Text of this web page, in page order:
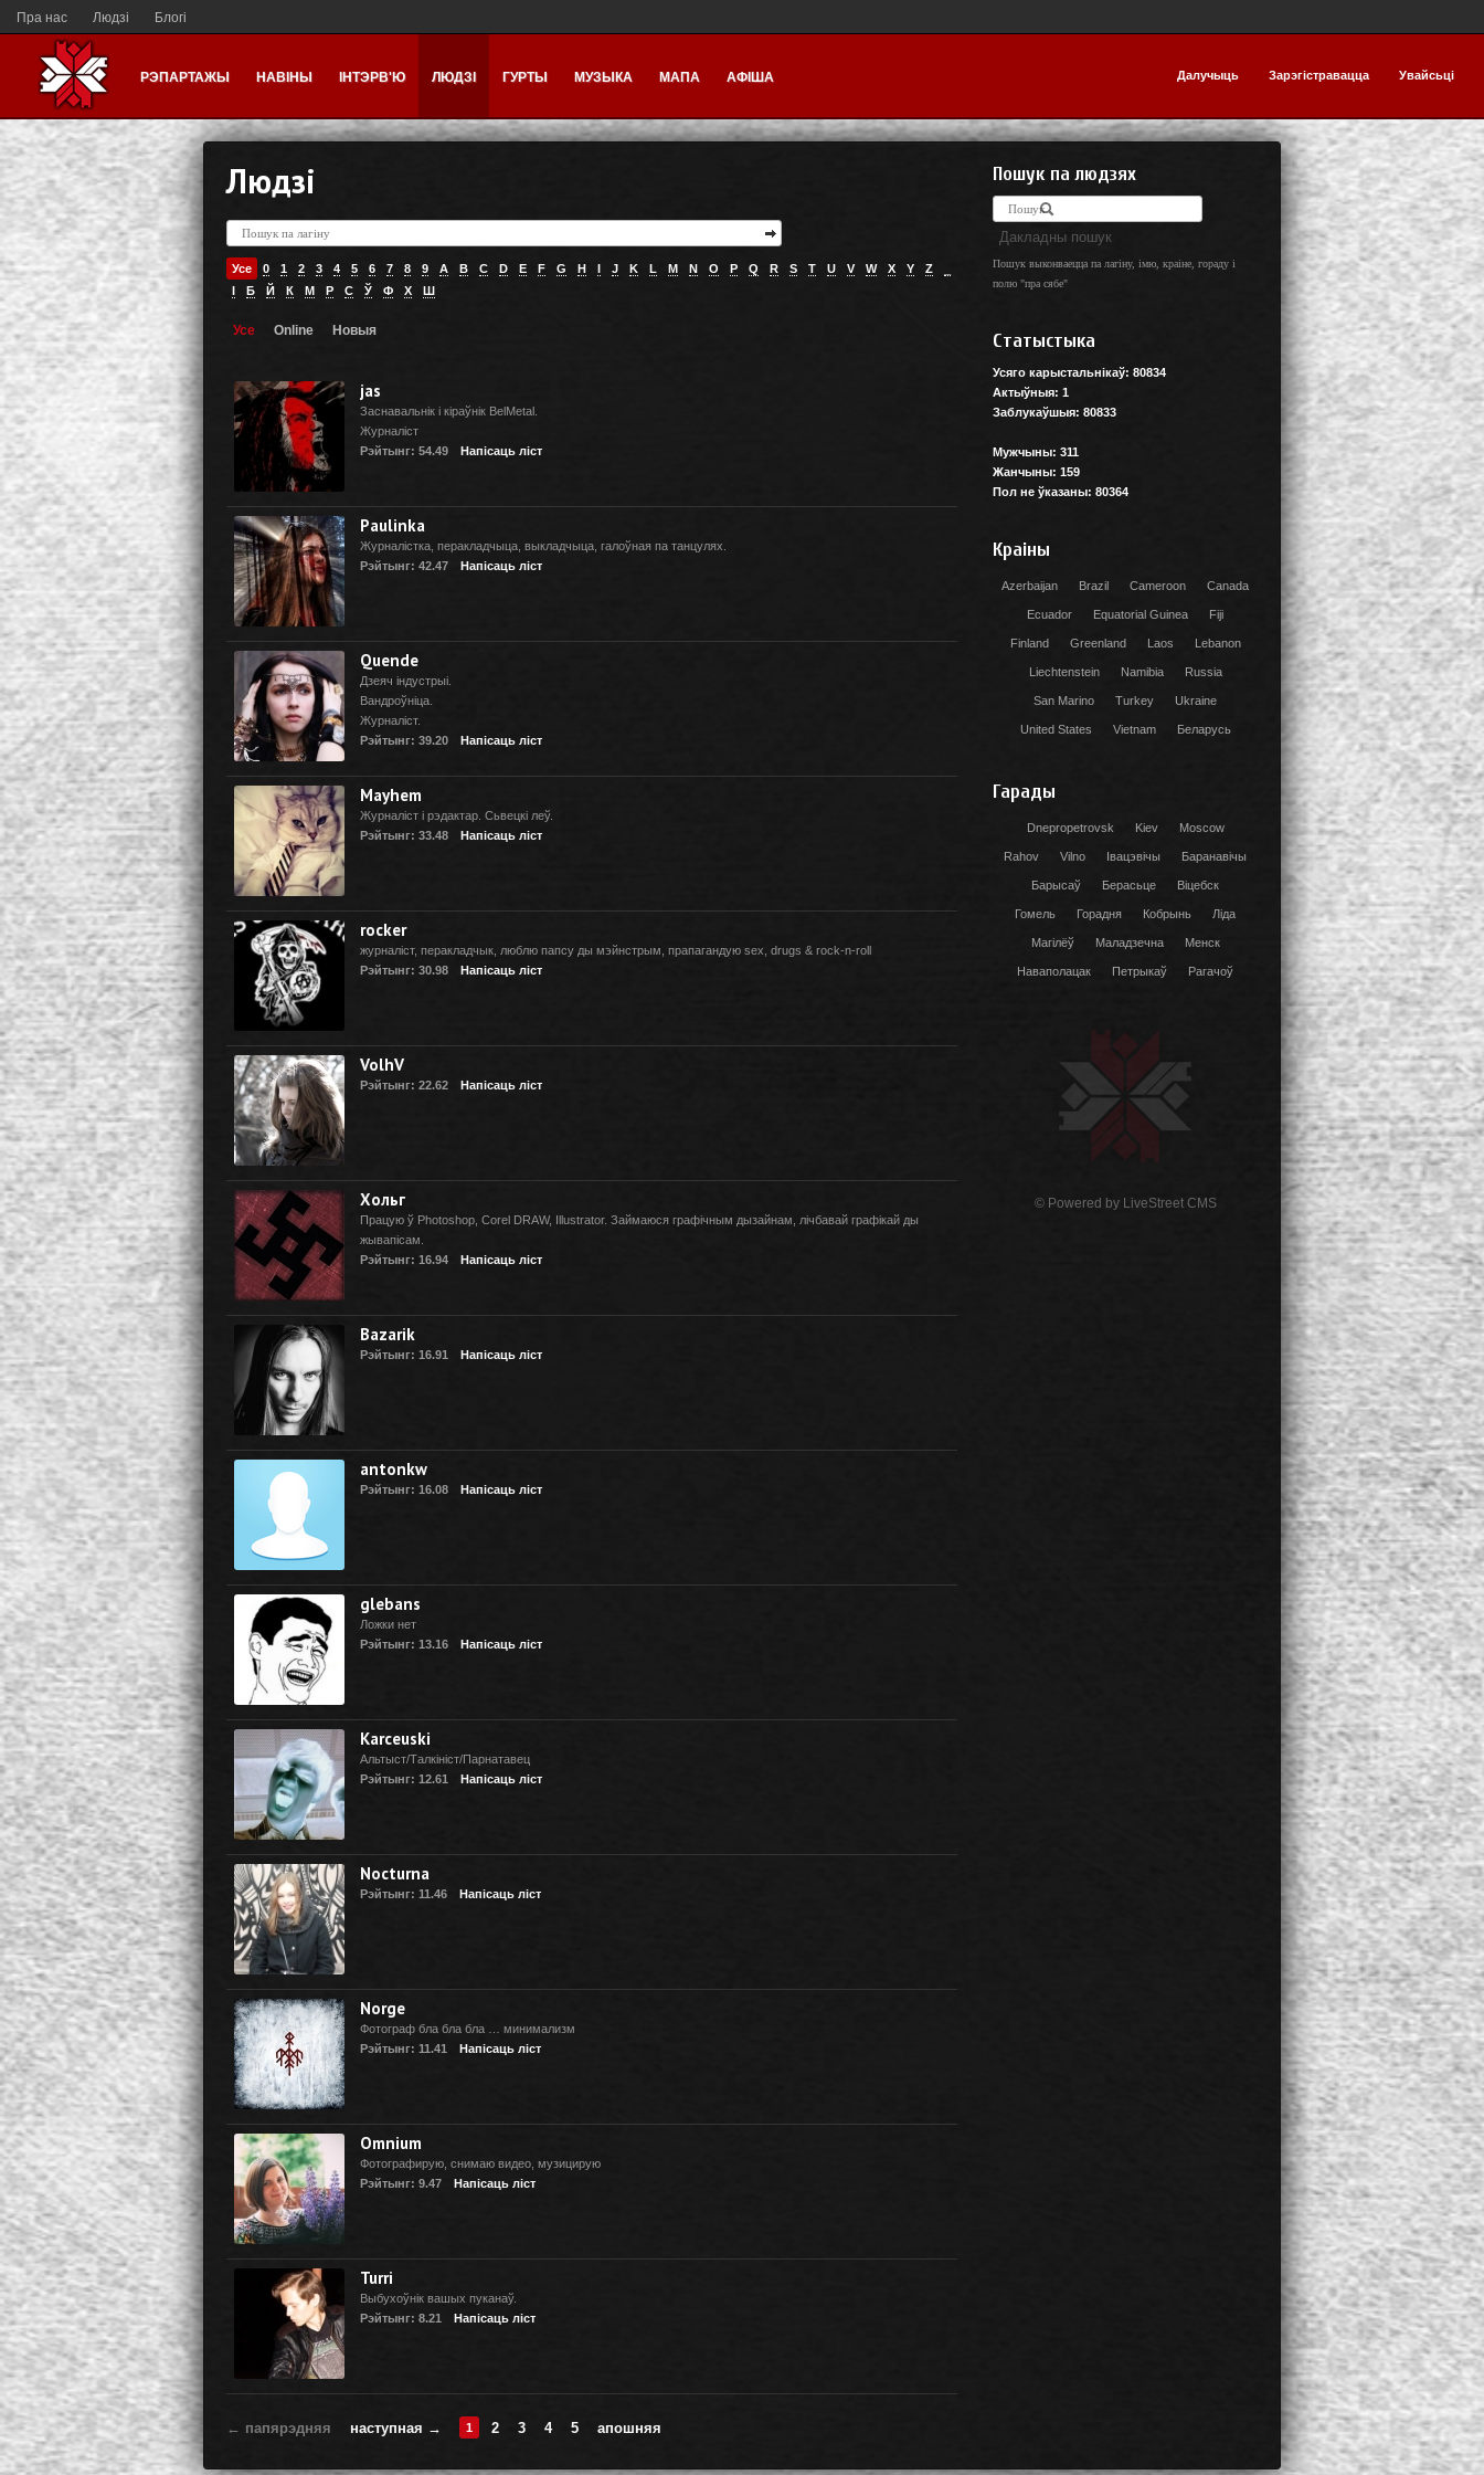
Пра нас Людзі Блогі
Далучыць Зарэгістравацца Увайсьці
РЭПАРТАЖЫ НАВІНЫ ІНТЭРВ'Ю ЛЮДЗІ ГУРТЫ МУЗЫКА МАПА АФІША
Пошук па людзях
Дакладны пошук
Пошук выконваецца па лагіну, імю, краіне, гораду і
полю "пра сябе"
Статыстыка
Усяго карыстальнікаў: 80834
Актыўныя: 1
Заблукаўшыя: 80833
Мужчыны: 311
Жанчыны: 159
Пол не ўказаны: 80364
Краіны
Azerbaijan Brazil Cameroon Canada
Ecuador Equatorial Guinea Fiji
Finland Greenland Laos Lebanon
Liechtenstein Namibia Russia
San Marino Turkey Ukraine
United States Vietnam Беларусь
Гарады
Dnepropetrovsk Kiev Moscow
Rahov Vilno Івацэвічы Баранавічы
Барысаў Берасьце Віцебск
Гомель Горадня Кобрынь Ліда
Магілёў Маладзечна Менск
Наваполацак Петрыкаў Рагачоў
© Powered by LiveStreet CMS
Людзі
Усе 0 1 2 3 4 5 6 7 8 9 A B C D E F G H I J K L M N O P Q R S T U V W X Y Z
І
Б Й К М Р С Ў Ф Х Ш
Усе Online Новыя
jas
Заснавальнік і кіраўнік BelMetal.
Журналіст
Рэйтынг: 54.49
Напісаць ліст
Paulinka
Журналістка, перакладчыца, выкладчыца, галоўная па танцулях.
Рэйтынг: 42.47
Напісаць ліст
Quende
Дзеяч індустрыі.
Вандроўніца.
Журналіст.
Рэйтынг: 39.20
Напісаць ліст
Mayhem
Журналіст і рэдактар. Сьвецкі леў.
Рэйтынг: 33.48
Напісаць ліст
rocker
журналіст, перакладчык, люблю папсу ды мэйнстрым, прапагандую sex, drugs & rock-n-roll
Рэйтынг: 30.98
Напісаць ліст
VolhV
Рэйтынг: 22.62 Напісаць ліст
Хольг
Працую ў Photoshop, Corel DRAW, Illustrator. Займаюся графічным дызайнам, лічбавай графікай ды
жывапісам.
Рэйтынг: 16.94
Напісаць ліст
Bazarik
Рэйтынг: 16.91 Напісаць ліст
antonkw
Рэйтынг: 16.08 Напісаць ліст
glebans
Ложки нет
Рэйтынг: 13.16
Напісаць ліст
Karceuski
Альтыст/Талкiнicт/Парнатавец
Рэйтынг: 12.61
Напісаць ліст
Nocturna
Рэйтынг: 11.46 Напісаць ліст
Norge
Фотограф бла бла бла … минимализм
Рэйтынг: 11.41
Напісаць ліст
Omnium
Фотографирую, снимаю видео, музицирую
Рэйтынг: 9.47
Напісаць ліст
Turri
Выбухоўнік вашых пуканаў.
Рэйтынг: 8.21
Напісаць ліст
← папярэдняя наступная → 1 2 3 4 5 апошняя